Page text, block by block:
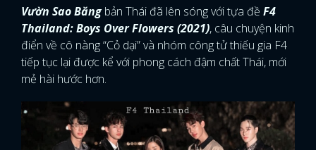
Vườn Sao Băngbản Thái đã lên sóng với tựa đề F4
Thailand: Boys Over Flowers (2021), câu chuyện kinh
điển về cô nàng “Cỏ dại” và nhóm công tử thiếu gia F4
tiếp tục lại được kể với phong cách đậm chất Thái, mới
mẻ hài hước hơn.